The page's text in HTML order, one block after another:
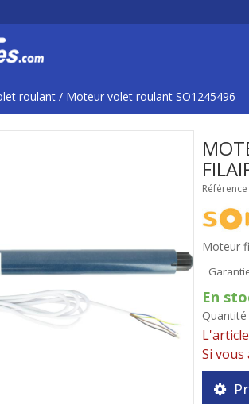
roulant / Moteur volet roulant SO1245496
Moteur
En
Si